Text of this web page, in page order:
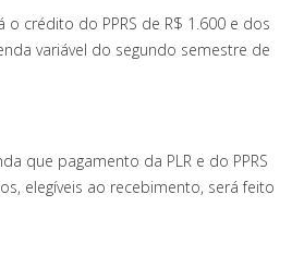
o crédito do PPRS de R$ 1.600 e dos
variável do segundo semestre de
que pagamento da PLR e do PPRS
elegíveis ao recebimento, será feito